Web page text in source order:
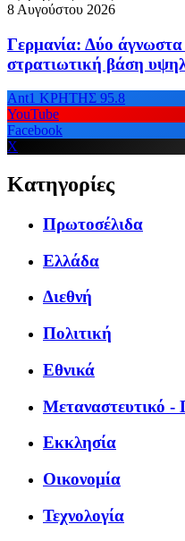
8 Αυγούστου 2026
Γερμανία: Δύο
στρατιωτική βάση
Ant1 ΚΡΗΤΗΣ 95.8
YouTube
Facebook
X
Κατηγορίες
Πρωτοσέλιδα
Ελλάδα
Διεθνή
Πολιτική
Εθνικά
Μεταναστευτικό -
Εκκλησία
Οικονομία
Τεχνολογία